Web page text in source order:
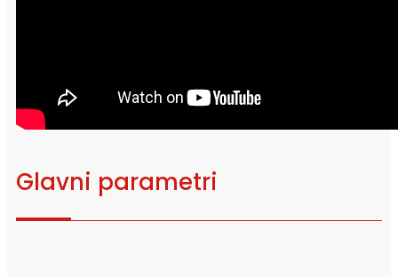
Glavni parametri